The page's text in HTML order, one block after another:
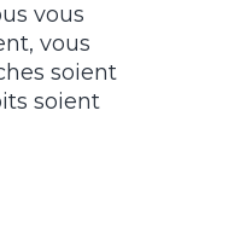
vous
vous
soient
soient